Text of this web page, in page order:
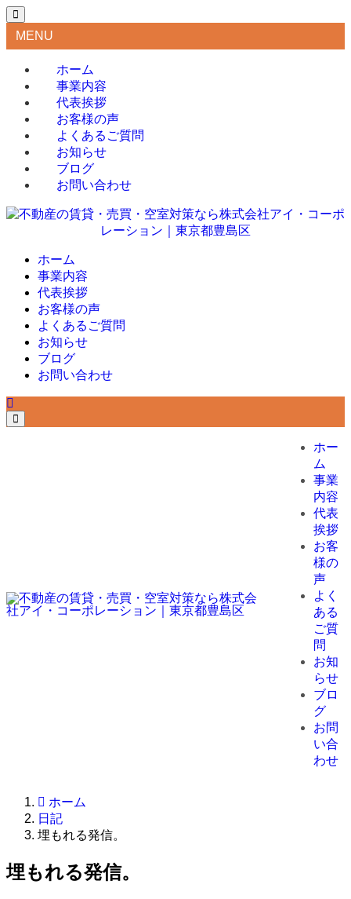
MENU
ホーム
事業内容
代表挨拶
お客様の声
よくあるご質問
お知らせ
ブログ
お問い合わせ
ホーム
事業内容
代表挨拶
お客様の声
よくあるご質問
お知らせ
ブログ
お問い合わせ
ホー
ム
事業
内容
代表
挨拶
お客
様の
声
よく
ある
ご質
問
お知
らせ
ブロ
グ
お問
い合
わせ
ホーム
日記
埋もれる発信。
埋もれる発信。